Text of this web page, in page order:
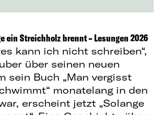
ein Streichholz brennt – Lesungen 2026
kann ich nicht schreiben“,
über seinen neuen
sein Buch „Man vergisst
monatelang in den
erscheint jetzt „Solange